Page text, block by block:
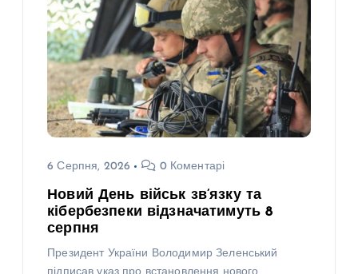
6 Серпня, 2026 0 Коментарі
Новий День військ зв’язку та
кібербезпеки відзначатимуть 8
серпня
Президент України Володимир Зеленський